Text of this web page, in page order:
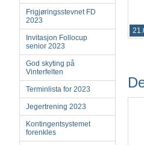
Frigjøringsstevnet FD
2023
Invitasjon Follocup
senior 2023
God skyting på
Vinterfelten
Terminlista for 2023
Jegertrening 2023
Kontingentsystemet
forenkles